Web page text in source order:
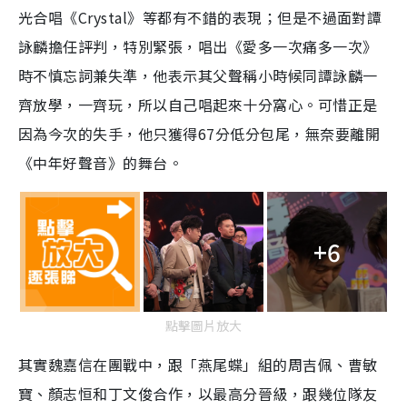
光合唱《Crystal》等都有不錯的表現；但是不過面對譚
詠麟擔任評判，特別緊張，唱出《愛多一次痛多一次》
時不慎忘詞兼失準，他表示其父聲稱小時候同譚詠麟一
齊放學，一齊玩，所以自己唱起來十分窩心。可惜正是
因為今次的失手，他只獲得67分低分包尾，無奈要離開
《中年好聲音》的舞台。
+6
點擊圖片放大
其實魏嘉信在團戰中，跟「燕尾蝶」組的周吉佩、曹敏
寶、顏志恒和丁文俊合作，以最高分晉級，跟幾位隊友